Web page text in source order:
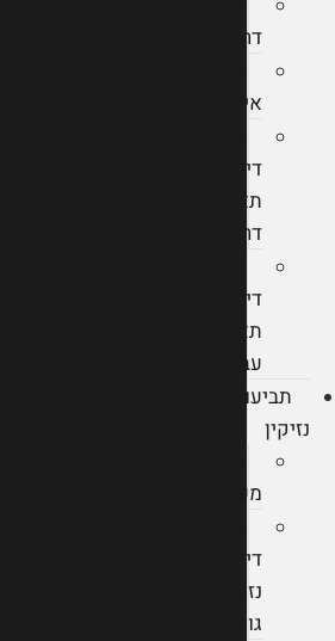
דרכים
אישיות
דין
תאונות
דרכים
דין
תאונות
עבודה
תביעות
נזיקין
מעסיקים
דין
נזקי
גוף